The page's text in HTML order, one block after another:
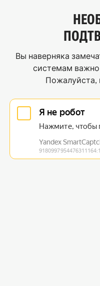
Вы наверняка
системам важно
Пожалуйста,